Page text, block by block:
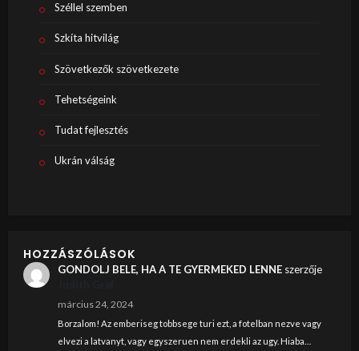
Széllel szemben
Szkíta hitvilág
Szövetkezők szövetkezete
Tehetségeink
Tudat fejlesztés
Ukrán válság
HOZZÁSZÓLÁSOK
GONDOLJ BELE, HA A TE GYERMEKED LENNEszerzője
március 24, 2024
Borzalom! Az emberiseg tobbsege turi ezt, a fotelban nezve vagy
elvezi a latvanyt, vagy egyszeruen nem erdekli az ugy. Hiaba…